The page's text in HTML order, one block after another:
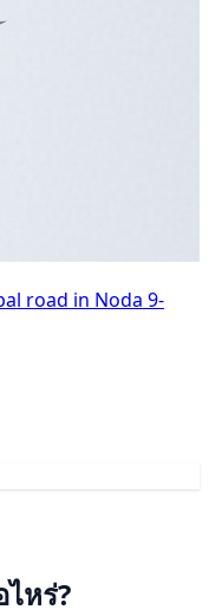
road in Noda 9-
หร่?